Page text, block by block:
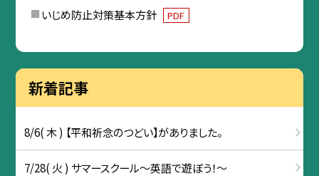
いじめ防止対策基本方針 PDF
新着記事
8/6( 木 ) 【平和祈念のつどい】がありました。
7/28( 火 ) サマースクール～英語で遊ぼう！～